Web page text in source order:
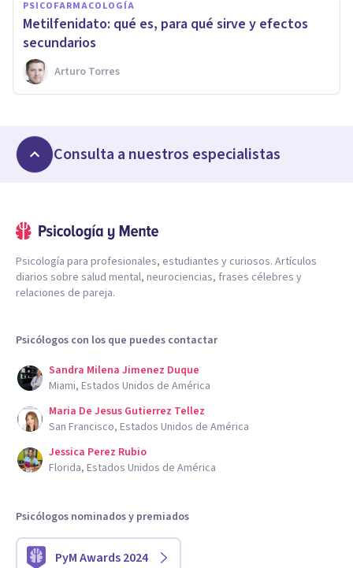
PSICOFARMACOLOGÍA
Metilfenidato: qué es, para qué sirve y efectos
secundarios
Arturo Torres
Consulta a nuestros especialistas
Psicología para profesionales, estudiantes y curiosos. Artículos
diarios sobre salud mental, neurociencias, frases célebres y
relaciones de pareja.
Psicólogos con los que puedes contactar
Sandra Milena Jimenez Duque
Miami, Estados Unidos de América
Maria De Jesus Gutierrez Tellez
San Francisco, Estados Unidos de América
Jessica Perez Rubio
Florida, Estados Unidos de América
Psicólogos nominados y premiados
PyM Awards 2024